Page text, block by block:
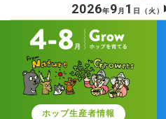
2026年9 月 1 日 （火）
ホップ生産者情報